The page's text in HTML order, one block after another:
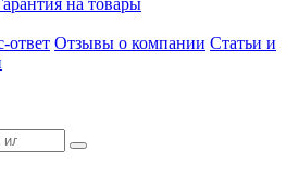
на товары
ответ Отзывы о компании Статьи и